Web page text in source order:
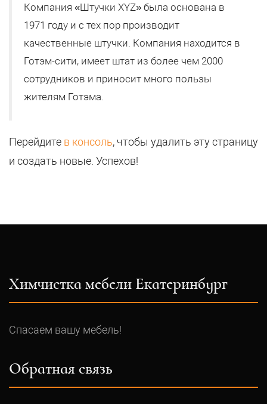
Компания «Штучки XYZ» была основана в
1971 году и с тех пор производит
качественные штучки. Компания находится в
Готэм-сити, имеет штат из более чем 2000
сотрудников и приносит много пользы
жителям Готэма.
Перейдите в консоль, чтобы удалить эту страницу
и создать новые. Успехов!
Химчистка мебели Екатеринбург
Спасаем вашу мебель!
Обратная связь